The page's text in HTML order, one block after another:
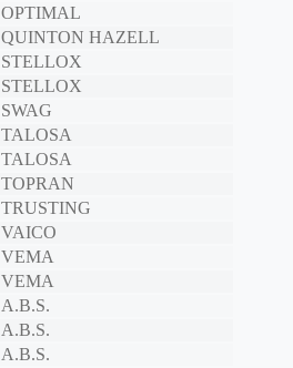
OPTIMAL
QUINTON HAZELL
STELLOX
STELLOX
SWAG
TALOSA
TALOSA
TOPRAN
TRUSTING
VAICO
VEMA
VEMA
A.B.S.
A.B.S.
A.B.S.